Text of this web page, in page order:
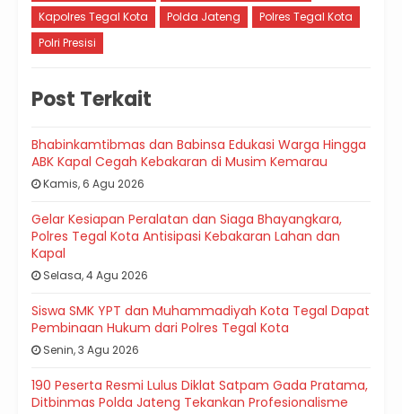
Kapolres Tegal Kota
Polda Jateng
Polres Tegal Kota
Polri Presisi
Post Terkait
Bhabinkamtibmas dan Babinsa Edukasi Warga Hingga
ABK Kapal Cegah Kebakaran di Musim Kemarau
Kamis, 6 Agu 2026
Gelar Kesiapan Peralatan dan Siaga Bhayangkara,
Polres Tegal Kota Antisipasi Kebakaran Lahan dan
Kapal
Selasa, 4 Agu 2026
Siswa SMK YPT dan Muhammadiyah Kota Tegal Dapat
Pembinaan Hukum dari Polres Tegal Kota
Senin, 3 Agu 2026
190 Peserta Resmi Lulus Diklat Satpam Gada Pratama,
Ditbinmas Polda Jateng Tekankan Profesionalisme